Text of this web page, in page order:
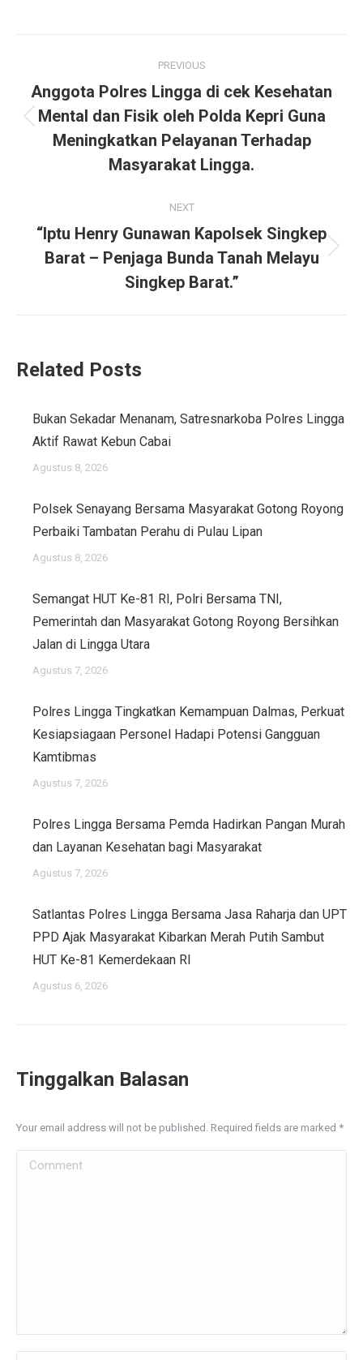
navigation
PREVIOUS
Previous
post:
Anggota Polres Lingga di cek Kesehatan
Mental dan Fisik oleh Polda Kepri Guna
Meningkatkan Pelayanan Terhadap
Masyarakat Lingga.
NEXT
Next
post:
“Iptu Henry Gunawan Kapolsek Singkep
Barat – Penjaga Bunda Tanah Melayu
Singkep Barat.”
Related Posts
Bukan Sekadar Menanam, Satresnarkoba Polres Lingga
Aktif Rawat Kebun Cabai
Agustus 8, 2026
Polsek Senayang Bersama Masyarakat Gotong Royong
Perbaiki Tambatan Perahu di Pulau Lipan
Agustus 8, 2026
Semangat HUT Ke-81 RI, Polri Bersama TNI,
Pemerintah dan Masyarakat Gotong Royong Bersihkan
Jalan di Lingga Utara
Agustus 7, 2026
Polres Lingga Tingkatkan Kemampuan Dalmas, Perkuat
Kesiapsiagaan Personel Hadapi Potensi Gangguan
Kamtibmas
Agustus 7, 2026
Polres Lingga Bersama Pemda Hadirkan Pangan Murah
dan Layanan Kesehatan bagi Masyarakat
Agustus 7, 2026
Satlantas Polres Lingga Bersama Jasa Raharja dan UPT
PPD Ajak Masyarakat Kibarkan Merah Putih Sambut
HUT Ke-81 Kemerdekaan RI
Agustus 6, 2026
Tinggalkan Balasan
Your email address will not be published. Required fields are marked *
Comment